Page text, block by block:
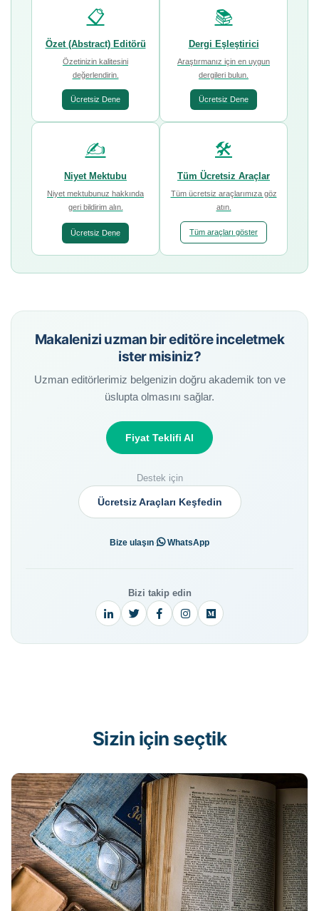
📋
Özet (Abstract) Editörü
Özetinizin kalitesini
değerlendirin.
Ücretsiz Dene
📚
Dergi Eşleştirici
Araştırmanız için en uygun
dergileri bulun.
Ücretsiz Dene
✍️
Niyet Mektubu
Niyet mektubunuz hakkında
geri bildirim alın.
Ücretsiz Dene
🛠️
Tüm Ücretsiz Araçlar
Tüm ücretsiz araçlarımıza göz
atın.
Tüm araçları göster
Makalenizi uzman bir editöre inceletmek
ister misiniz?
Uzman editörlerimiz belgenizin doğru akademik ton ve
üslupta olmasını sağlar.
Fiyat Teklifi Al
Destek için
Ücretsiz Araçları Keşfedin
Bize ulaşın· WhatsApp
Bizi takip edin
Sizin için seçtik